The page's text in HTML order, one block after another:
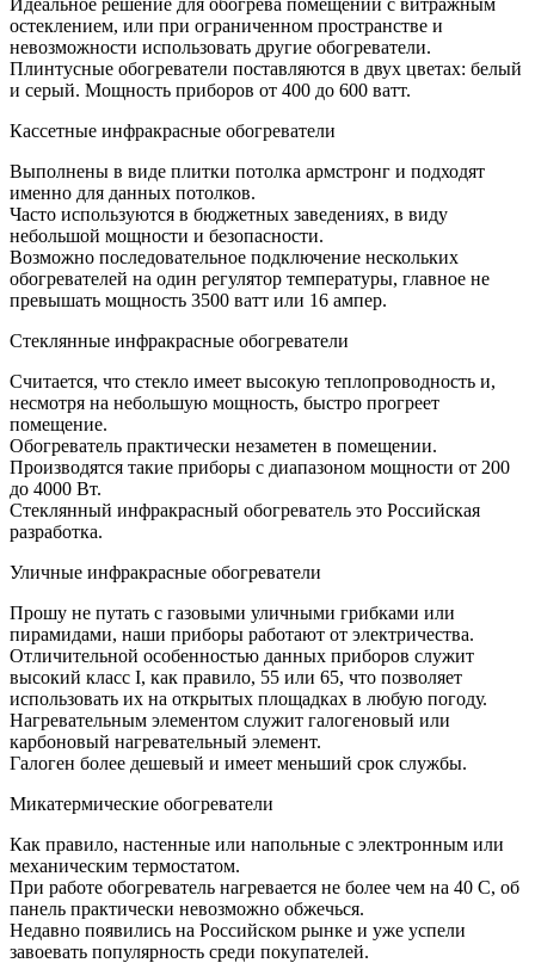
остеклением, или при ограниченном пространстве и
невозможности использовать другие обогреватели.
Плинтусные обогреватели поставляются в двух цветах: белый
и серый. Мощность приборов от 400 до 600 ватт.
Кассетные инфракрасные обогреватели
Выполнены в виде плитки потолка армстронг и подходят
именно для данных потолков.
Часто используются в бюджетных заведениях, в виду
небольшой мощности и безопасности.
Возможно последовательное подключение нескольких
обогревателей на один регулятор температуры, главное не
превышать мощность 3500 ватт или 16 ампер.
Стеклянные инфракрасные обогреватели
Считается, что стекло имеет высокую теплопроводность и,
несмотря на небольшую мощность, быстро прогреет
помещение.
Обогреватель практически незаметен в помещении.
Производятся такие приборы с диапазоном мощности от 200
до 4000 Вт.
Стеклянный инфракрасный обогреватель это Российская
разработка.
Уличные инфракрасные обогреватели
Прошу не путать с газовыми уличными грибками или
пирамидами, наши приборы работают от электричества.
Отличительной особенностью данных приборов служит
высокий класс I, как правило, 55 или 65, что позволяет
использовать их на открытых площадках в любую погоду.
Нагревательным элементом служит галогеновый или
карбоновый нагревательный элемент.
Галоген более дешевый и имеет меньший срок службы.
Микатермические обогреватели
Как правило, настенные или напольные с электронным или
механическим термостатом.
При работе обогреватель нагревается не более чем на 40 С, об
панель практически невозможно обжечься.
Недавно появились на Российском рынке и уже успели
завоевать популярность среди покупателей.